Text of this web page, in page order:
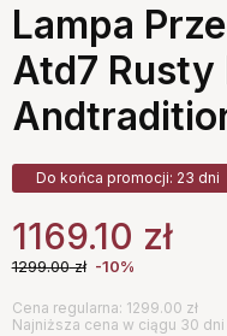
Lampa
Atd7 Rusty
Do końca promocji: 23 dni
1169.10 zł
1299.00zł -10%
Cena regularna: 1299.00 zł
Najniższa cena w ciągu 30